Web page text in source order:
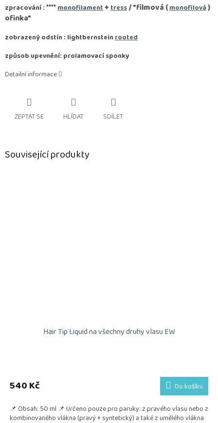
zpracování :****monofilament+tress/ "filmová (monofilová)
ofinka"
zobrazený odstín : lightbernsteinrooted
způsob upevnění: prolamovací sponky
Detailní informace
ZEPTAT SE HLÍDAT SDÍLET
Související produkty
Hair Tip Liquid na všechny druhy vlasu EW
540 Kč Do košíku
📌 Obsah: 50 ml 📌 Určeno pouze pro paruky: z pravého vlasu nebo z
kombinovaného vlákna (pravý + syntetický) a také z umělého vlákna